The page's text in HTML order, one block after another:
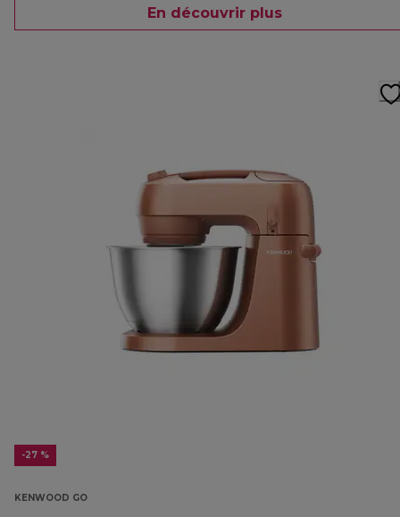
En découvrir plus
-27 %
KENWOOD GO